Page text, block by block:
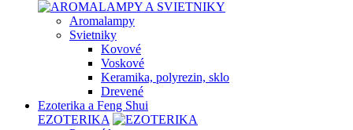
Aromalampy
Svietniky
Kovové
Voskové
Keramika, polyrezin, sklo
Drevené
Ezoterika a Feng Shui
EZOTERIKA